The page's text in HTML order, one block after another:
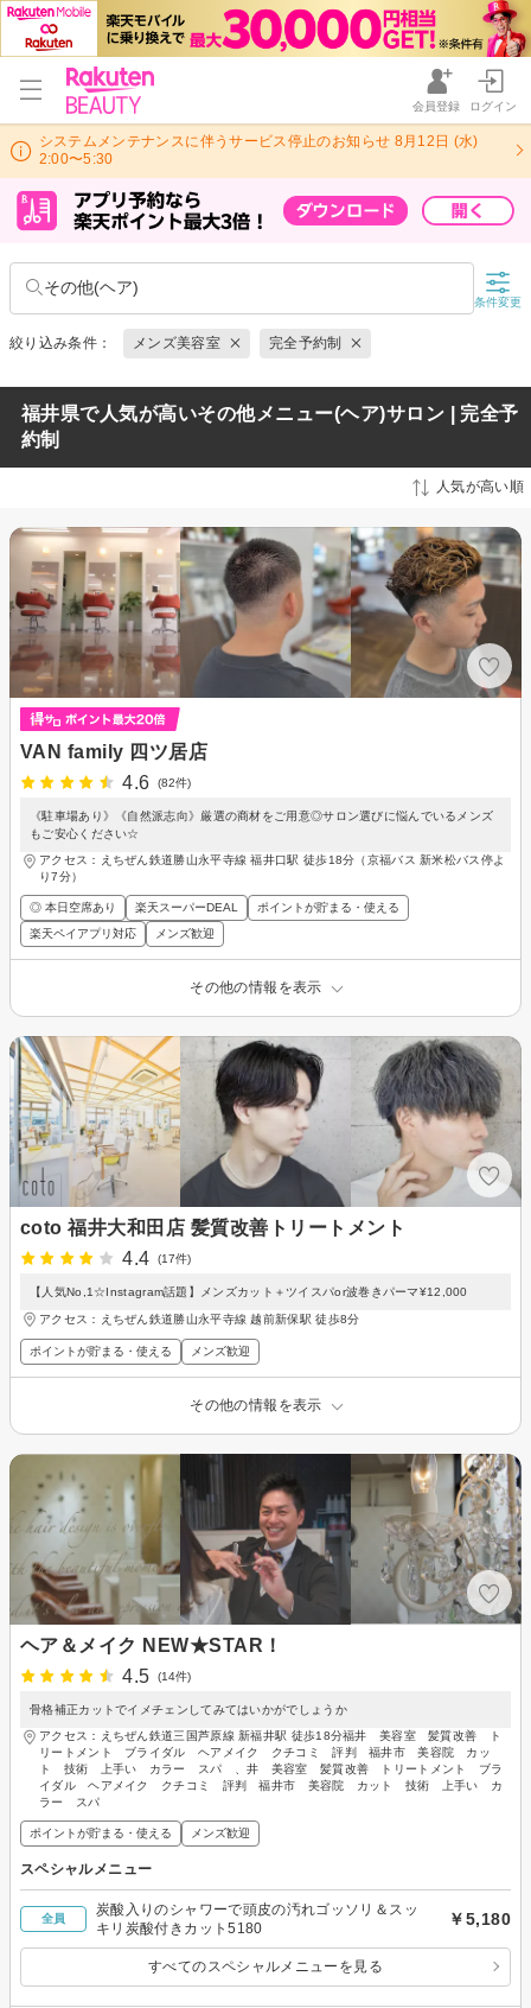
会員登録 ログイン
システムメンテナンスに伴うサービス停止のお知らせ 8月12日 (水)
2:00〜5:30
その他(ヘア)
条件変更
絞り込み条件： メンズ美容室 完全予約制
福井県で人気が高いその他メニュー(ヘア)サロン | 完全予
約制
人気が高い順
VAN family 四ツ居店
4.6
(82件)
《駐車場あり》《自然派志向》厳選の商材をご用意◎サロン選びに悩んでいるメンズ
もご安心ください☆
アクセス：えちぜん鉄道勝山永平寺線 福井口駅 徒歩18分（京福バス 新米松バス停よ
り7分）
◎ 本日空席あり 楽天スーパーDEAL
ポイントが貯まる・使える
楽天ペイアプリ対応
メンズ歓迎
その他の情報を表示
coto 福井大和田店 髪質改善トリートメント
4.4
(17件)
【人気No,1☆Instagram話題】メンズカット＋ツイスパor波巻きパーマ¥12,000
アクセス：えちぜん鉄道勝山永平寺線 越前新保駅 徒歩8分
ポイントが貯まる・使える メンズ歓迎
その他の情報を表示
ヘア＆メイク NEW★STAR！
4.5
(14件)
骨格補正カットでイメチェンしてみてはいかがでしょうか
アクセス：えちぜん鉄道三国芦原線 新福井駅 徒歩18分福井 美容室 髪質改善 ト
リートメント ブライダル ヘアメイク クチコミ 評判 福井市 美容院 カッ
ト 技術 上手い カラー スパ 、井 美容室 髪質改善 トリートメント ブラ
イダル ヘアメイク クチコミ 評判 福井市 美容院 カット 技術 上手い カ
ラー スパ
ポイントが貯まる・使える メンズ歓迎
スペシャルメニュー
全員
炭酸入りのシャワーで頭皮の汚れゴッソリ＆スッ
キリ炭酸付きカット5180
￥5,180
すべてのスペシャルメニューを見る